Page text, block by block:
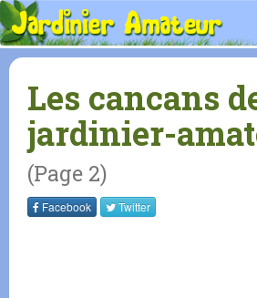
Les cancans
jardinier-
(Page 2)
Facebook Twitter